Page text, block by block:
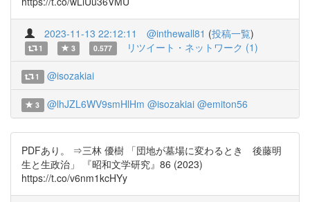
2023-11-13 22:12:11 @inthewall81 (投稿一覧)
1 3 0.577 リツイート・ネットワーク (1)
1 @isozakiai
3 @lhJZL6WV9smHlHm @isozakiai @emiton56
PDFあり。 ⇒三林 優樹 「団地が墓場に変わるとき 後藤明
生と生政治」 『昭和文学研究』86 (2023)
https://t.co/v6nm1kcHYy